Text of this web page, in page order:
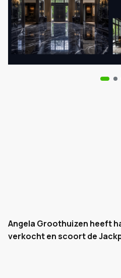
Angela Groothuizen heeft
verkocht en scoort de